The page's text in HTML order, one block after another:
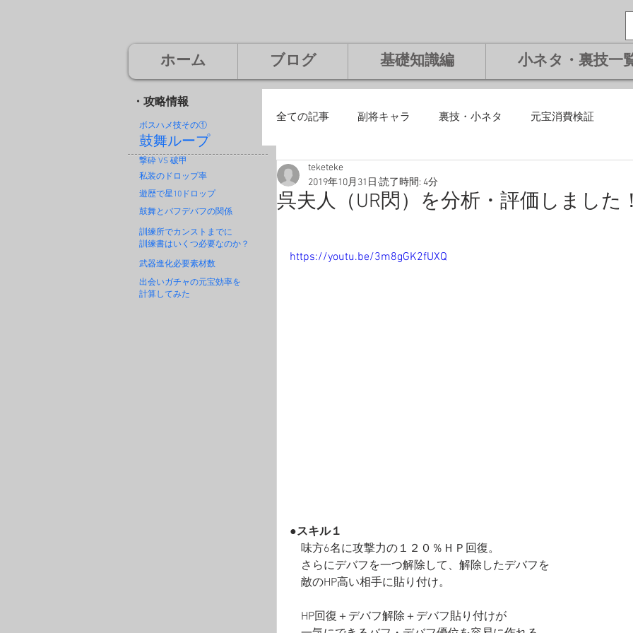
ホーム ブログ 基礎知識編 小ネタ・裏技一
・攻略情報
ボスハメ技その①
鼓舞ループ
撃砕 VS 破甲
私装のドロップ率
遊歴で星10ドロップ
鼓舞とバフデバフの関係
訓練所でカンストまでに
訓練書はいくつ必要なのか？
武器進化必要素材数
出会いガチャの元宝効率を
計算してみた
全ての記事 副将キャラ 裏技・小ネタ 元宝消費検証
廃課金編
呉夫人（UR閃）を分析・評価しました
teketeke
2019年10月31日 読了時間: 4分
https://youtu.be/3m8gGK2fUXQ
●スキル１
味方6名に攻撃力の１２０％ＨＰ回復。
さらにデバフを一つ解除して、解除したデバフを
敵のHP高い相手に貼り付け。
HP回復＋デバフ解除＋デバフ貼り付けが